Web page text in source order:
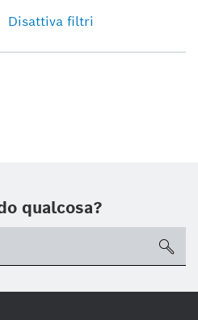
Disattiva filtri
qualcosa?